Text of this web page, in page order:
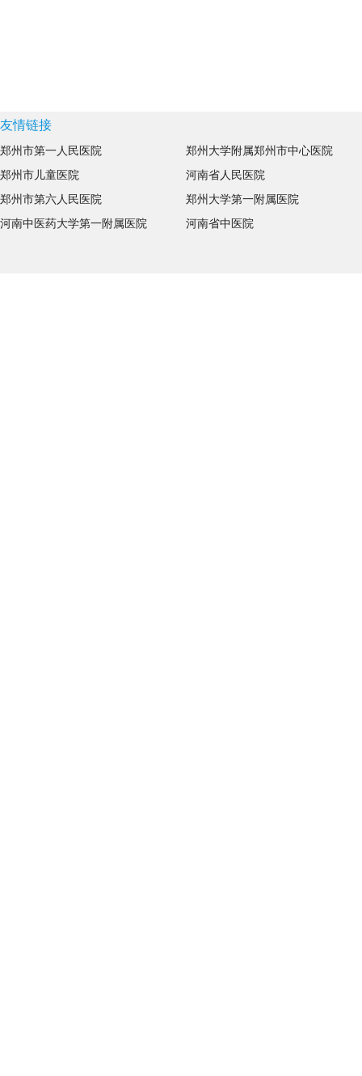
友情链接
郑州市第一人民医院
郑州市儿童医院
郑州市第六人民医院
河南中医药大学第一附属医院
郑州大学附属郑州市中心医院
河南省人民医院
郑州大学第一附属医院
河南省中医院